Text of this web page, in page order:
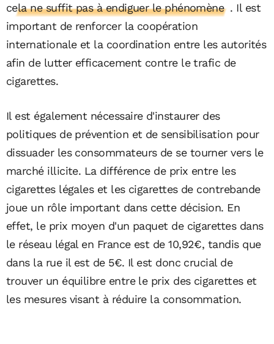
cela ne suffit pas à endiguer le phénomène . Il est
important de renforcer la coopération
internationale et la coordination entre les autorités
afin de lutter efficacement contre le trafic de
cigarettes.
Il est également nécessaire d'instaurer des
politiques de prévention et de sensibilisation pour
dissuader les consommateurs de se tourner vers le
marché illicite. La différence de prix entre les
cigarettes légales et les cigarettes de contrebande
joue un rôle important dans cette décision. En
effet, le prix moyen d'un paquet de cigarettes dans
le réseau légal en France est de 10,92€, tandis que
dans la rue il est de 5€. Il est donc crucial de
trouver un équilibre entre le prix des cigarettes et
les mesures visant à réduire la consommation.